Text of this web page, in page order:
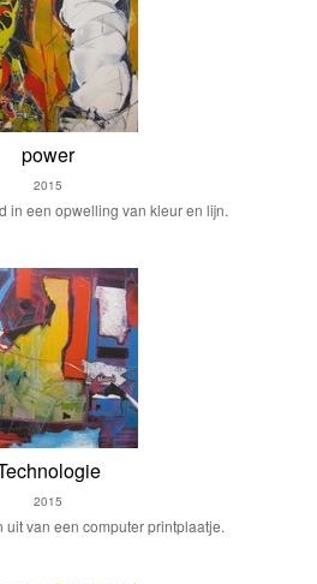
power
2015
in een opwelling van kleur en lijn.
2015
uit van een computer printplaatje.